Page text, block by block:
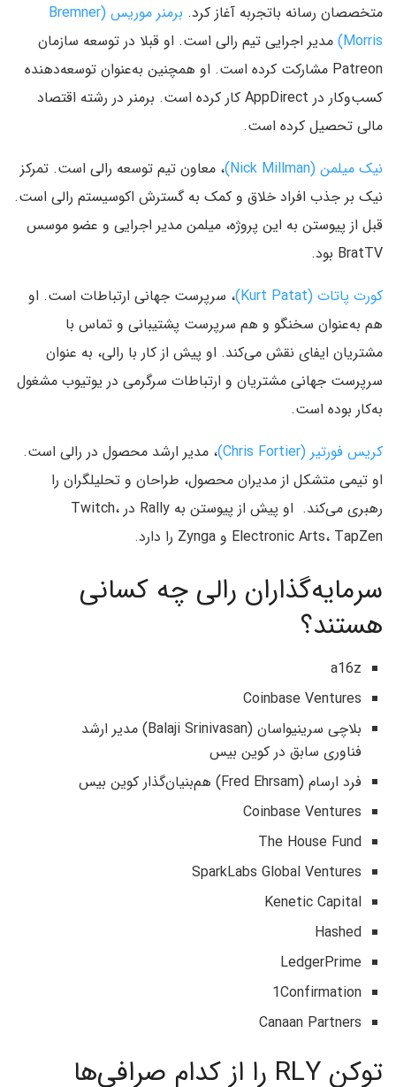
متخصصان رسانه باتجربه آغاز کرد.
برمنر موریس (Bremner
Morris) مدیر اجرایی تیم رالی است. او قبلا در توسعه سازمان
Patreon مشارکت کرده است. او همچنین به‌عنوان توسعه‌دهنده
کسب‌وکار در AppDirect کار کرده است. برمنر در رشته اقتصاد
مالی تحصیل کرده است.
نیک میلمن (Nick Millman)
، معاون تیم توسعه رالی است. تمرکز
نیک بر جذب افراد خلاق و کمک به گسترش اکوسیستم رالی است.
قبل از پیوستن به این پروژه، میلمن مدیر اجرایی و عضو موسس
BratTV بود.
کورت پاتات (Kurt Patat)
، سرپرست جهانی ارتباطات است. او
هم به‌عنوان سخنگو و هم سرپرست پشتیبانی و تماس با
مشتریان ایفای نقش می‌کند. او پیش از کار با رالی، به عنوان
سرپرست جهانی مشتریان و ارتباطات سرگرمی در یوتیوب مشغول
به‌کار بوده است.
کریس فورتیر (Chris Fortier)
، مدیر ارشد محصول در رالی است.
او تیمی متشکل از مدیران محصول، طراحان و تحلیلگران را
رهبری می‌کند. او پیش از پیوستن به Rally در Twitch،
Electronic Arts، TapZen و Zynga را دارد.
سرمایه‌گذاران رالی چه کسانی
هستند؟
a16z
Coinbase Ventures
بلاچی سرینیواسان (Balaji Srinivasan) مدیر ارشد
فناوری سابق در کوین بیس
فرد ارسام (Fred Ehrsam) هم‌بنیان‌گذار کوین بیس
Coinbase Ventures
The House Fund
SparkLabs Global Ventures
Kenetic Capital
Hashed
LedgerPrime
1Confirmation
Canaan Partners
توکن RLY را از کدام صرافی‌ها